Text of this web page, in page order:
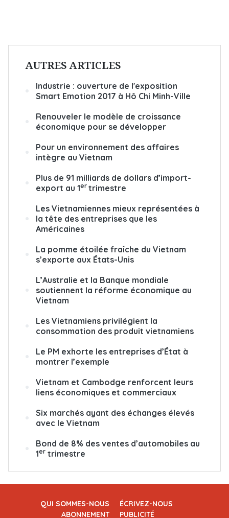
AUTRES ARTICLES
Industrie : ouverture de l'exposition
Smart Emotion 2017 à Hô Chi Minh-Ville
Renouveler le modèle de croissance
économique pour se développer
Pour un environnement des affaires
intègre au Vietnam
Plus de 91 milliards de dollars d’import-
export au 1er trimestre
Les Vietnamiennes mieux représentées à
la tête des entreprises que les
Américaines
La pomme étoilée fraîche du Vietnam
s’exporte aux États-Unis
L’Australie et la Banque mondiale
soutiennent la réforme économique au
Vietnam
Les Vietnamiens privilégient la
consommation des produit vietnamiens
Le PM exhorte les entreprises d’État à
montrer l’exemple
Vietnam et Cambodge renforcent leurs
liens économiques et commerciaux
Six marchés ayant des échanges élevés
avec le Vietnam
Bond de 8% des ventes d’automobiles au
1er trimestre
QUI SOMMES-NOUS
ÉCRIVEZ-NOUS
ABONNEMENT
PUBLICITÉ